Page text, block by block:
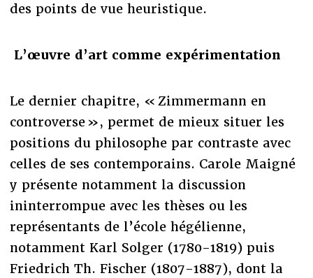
des points de vue heuristique.
L’œuvre d’art comme expérimentation
Le dernier chapitre, « Zimmermann en
controverse », permet de mieux situer les
positions du philosophe par contraste avec
celles de ses contemporains. Carole Maigné
y présente notamment la discussion
ininterrompue avec les thèses ou les
représentants de l’école hégélienne,
notamment Karl Solger (1780-1819) puis
Friedrich Th. Fischer (1807-1887), dont la